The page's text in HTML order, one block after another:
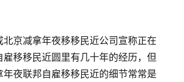
京减拿年夜移移民近公司宣称正在
雇移移民近圆里有几十年的经历，但
年夜联邦自雇移移民近的细节常常是